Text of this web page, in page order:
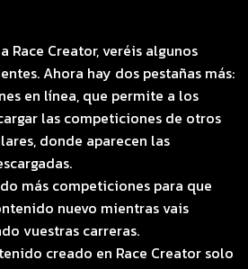
Race Creator, veréis algunos
Ahora hay dos pestañas más:
en línea, que permite a los
las competiciones de otros
donde aparecen las
más competiciones para que
nuevo mientras vais
vuestras carreras.
creado en Race Creator solo